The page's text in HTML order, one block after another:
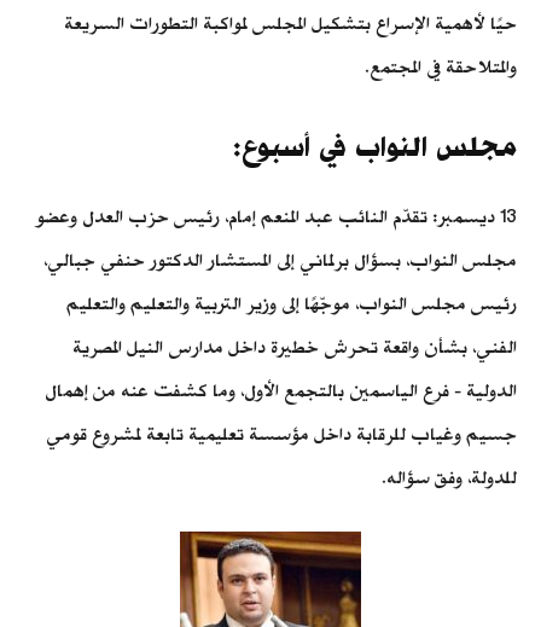
حيًا لأهمية الإسراع بتشكيل المجلس لمواكبة التطورات السريعة
والمتلاحقة في المجتمع.
مجلس النواب في أسبوع:
13 ديسمبر: تقدّم النائب عبد المنعم إمام، رئيس حزب العدل وعضو
مجلس النواب، بسؤال برلماني إلى المستشار الدكتور حنفي جبالي،
رئيس مجلس النواب، موجّهًا إلى وزير التربية والتعليم والتعليم
الفني، بشأن واقعة تحرش خطيرة داخل مدارس النيل المصرية
الدولية - فرع الياسمين بالتجمع الأول، وما كشفت عنه من إهمال
جسيم وغياب للرقابة داخل مؤسسة تعليمية تابعة لمشروع قومي
للدولة، وفق سؤاله.